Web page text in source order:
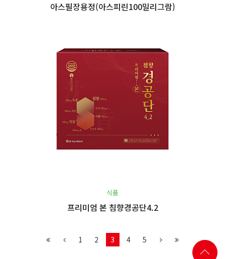
아스필장용정(아스피린100밀리그람)
식품
프리미엄 본 침향경공단4.2
1 2 3 4 5